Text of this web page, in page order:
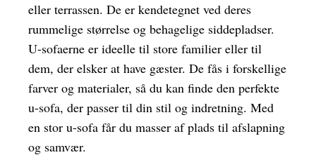
eller terrassen. De er kendetegnet ved deres
rummelige størrelse og behagelige siddepladser.
U-sofaerne er ideelle til store familier eller til
dem, der elsker at have gæster. De fås i forskellige
farver og materialer, så du kan finde den perfekte
u-sofa, der passer til din stil og indretning. Med
en stor u-sofa får du masser af plads til afslapning
og samvær.